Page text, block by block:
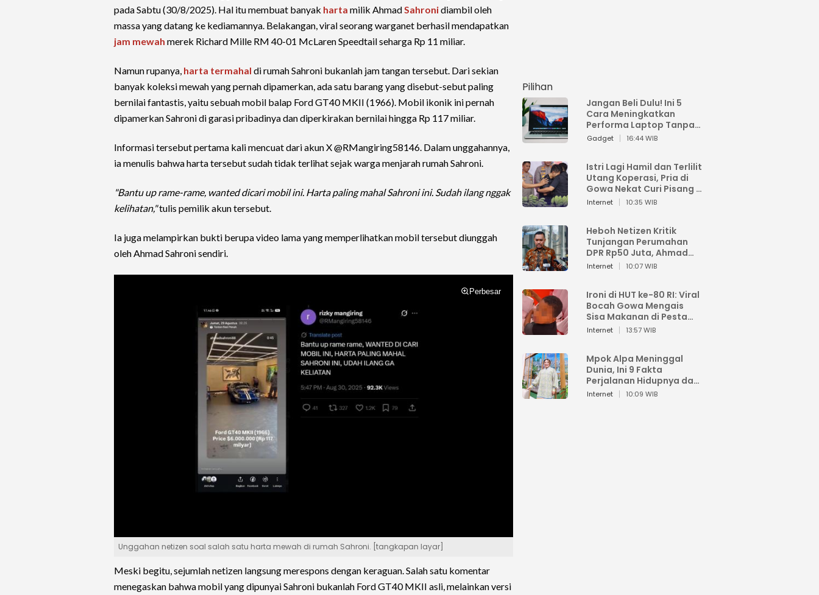
pada Sabtu (30/8/2025). Hal itu membuat banyak harta milik AhmadSahronidiambil oleh
massa yang datang ke kediamannya. Belakangan, viral seorang warganet berhasil mendapatkan
jam mewah merek Richard Mille RM 40-01 McLaren Speedtail seharga Rp 11 miliar.
Namun rupanya, harta termahal di rumah Sahroni bukanlah jam tangan tersebut. Dari sekian
banyak koleksi mewah yang pernah dipamerkan, ada satu barang yang disebut-sebut paling
bernilai fantastis, yaitu sebuah mobil balap Ford GT40 MKII (1966). Mobil ikonik ini pernah
dipamerkan Sahroni di garasi pribadinya dan diperkirakan bernilai hingga Rp 117 miliar.
Informasi tersebut pertama kali mencuat dari akun X @RMangiring58146. Dalam unggahannya,
ia menulis bahwa harta tersebut sudah tidak terlihat sejak warga menjarah rumah Sahroni.
"Bantu up rame-rame, wanted dicari mobil ini. Harta paling mahal Sahroni ini. Sudah ilang nggak
kelihatan,"tulis pemilik akun tersebut.
Ia juga melampirkan bukti berupa video lama yang memperlihatkan mobil tersebut diunggah
oleh Ahmad Sahroni sendiri.
Perbesar
Unggahan netizen soal salah satu harta mewah di rumah Sahroni. [tangkapan layar]
Meski begitu, sejumlah netizen langsung merespons dengan keraguan. Salah satu komentar
menegaskan bahwa mobil yang dipunyai Sahroni bukanlah Ford GT40 MKII asli, melainkan versi
Pilihan
Jangan Beli Dulu! Ini 5
Cara Meningkatkan
Performa Laptop Tanpa
Harus Beli Baru
Gadget 16:44 WIB
Istri Lagi Hamil dan Terlilit
Utang Koperasi, Pria di
Gowa Nekat Curi Pisang 4
Tandan Milik Tetangga,
Internet 10:35 WIB
Heboh Netizen Kritik
Tunjangan Perumahan
DPR Rp50 Juta, Ahmad
Sahroni: Enggak Senang
Internet 10:07 WIB
Ironi di HUT ke-80 RI: Viral
Bocah Gowa Mengais
Sisa Makanan di Pesta
Kemerdekaan
Internet 13:57 WIB
Mpok Alpa Meninggal
Dunia, Ini 9 Fakta
Perjalanan Hidupnya dari
Viral hingga Puncak
Internet 10:09 WIB